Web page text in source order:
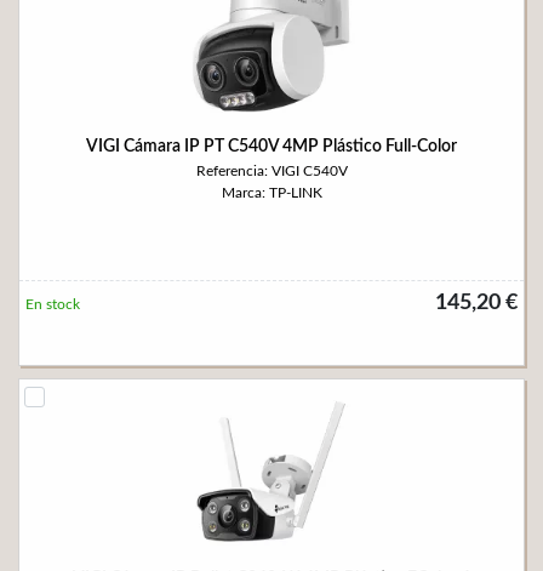
VIGI Cámara IP PT C540V 4MP Plástico Full-Color
Referencia: VIGI C540V
Marca: TP-LINK
145,20 €
En stock